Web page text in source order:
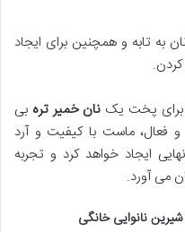
به تابه و همچنین برای ایجاد
برای پخت یک نان خمیر تره بی
و فعال، ماست با کیفیت و آرد
ایجاد خواهد کرد و تجربه
می آورد.
نانوایی خانگی